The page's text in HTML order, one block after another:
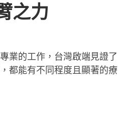
之力
業的工作，台灣啟端見證了
都能有不同程度且顯著的療